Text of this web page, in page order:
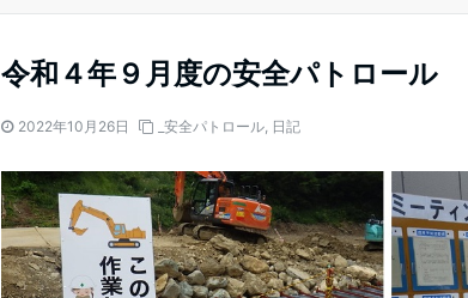
令和４年９月度の安全パトロール
2022年10月26日 _安全パトロール, 日記